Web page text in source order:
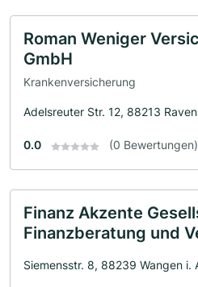
Roman Weniger
GmbH
Krankenversicherung
Adelsreuter Str. 12, 88213
0.0 (0 Bewertungen)
Finanz Akzente
Finanzberatung und
Siemensstr. 8, 88239 Wangen i.